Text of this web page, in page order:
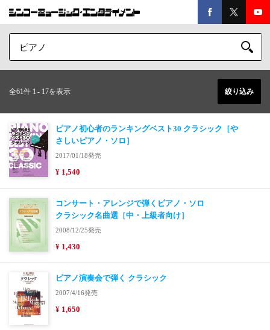
全61件 1 - 17を表示 絞り込み
ピアノ初心者のランキングベスト30 クラシック［や
さしいピアノ・ソロ］
2017/01/18発売
¥ 1,540
コンサート・アレンジで弾くピアノ・ソロ
クラシック名曲選［中・上級者向け］
2008/12/25発売
¥ 1,430
ピアノ演奏会で弾く クラシック
2007/4/16発売
¥ 1,650